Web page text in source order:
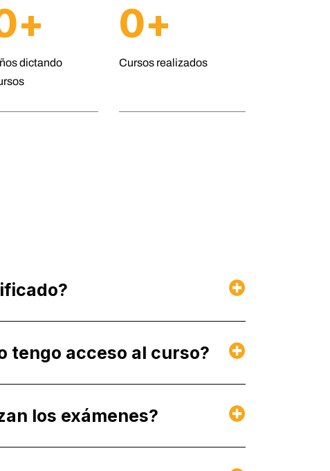
+
dictando
0+
Cursos realizados
tengo acceso al curso?
los exámenes?